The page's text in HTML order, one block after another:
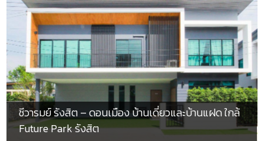
ชีวารมย์ รังสิต – ดอนเมือง บ้านเดี่ยวและบ้านแฝด ใกล้
Future Park รังสิต